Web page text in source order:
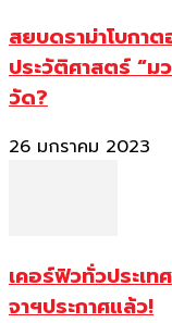
สยบดราม่าโบกา
ประวัติศาสตร์ “ม
วัด?
26 มกราคม 2023
เคอร์ฟิวทั่วประเ
จาฯประกาศแล้ว!